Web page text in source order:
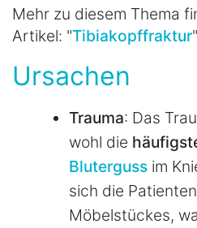
Mehr zu diesem Thema
Artikel: "Tibiakopffraktur"
Ursachen
Trauma: Das
wohl die
Bluterguss im
sich die
Möbelstückes,